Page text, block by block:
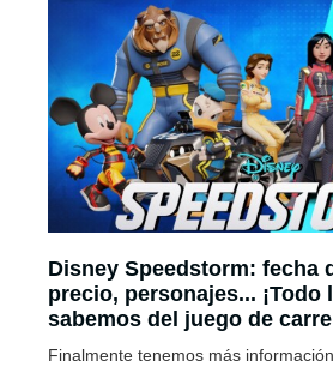
Disney Speedstorm: fecha
precio, personajes... ¡Todo
sabemos del juego de
en Mario Kart!
Finalmente tenemos más